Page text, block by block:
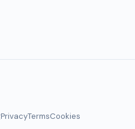
PrivacyTermsCookies